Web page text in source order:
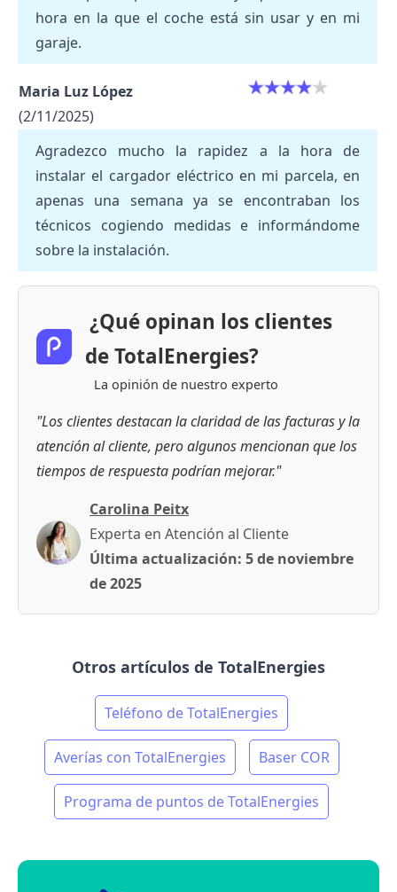
hora en la que el coche está sin usar y en mi
garaje.
Maria Luz López
(2/11/2025)
Agradezco mucho la rapidez a la hora de
instalar el cargador eléctrico en mi parcela, en
apenas una semana ya se encontraban los
técnicos cogiendo medidas e informándome
sobre la instalación.
¿Qué opinan los clientes
de TotalEnergies?
La opinión de nuestro experto
"Los clientes destacan la claridad de las facturas y la
atención al cliente, pero algunos mencionan que los
tiempos de respuesta podrían mejorar."
Carolina Peitx
Experta en Atención al Cliente
Última actualización: 5 de noviembre
de 2025
Otros artículos de TotalEnergies
Teléfono de TotalEnergies
Averías con TotalEnergies Baser COR
Programa de puntos de TotalEnergies